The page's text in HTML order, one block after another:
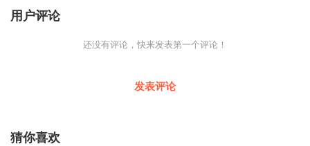
用户评论
还没有评论，快来发表第一个评论！
发表评论
猜你喜欢